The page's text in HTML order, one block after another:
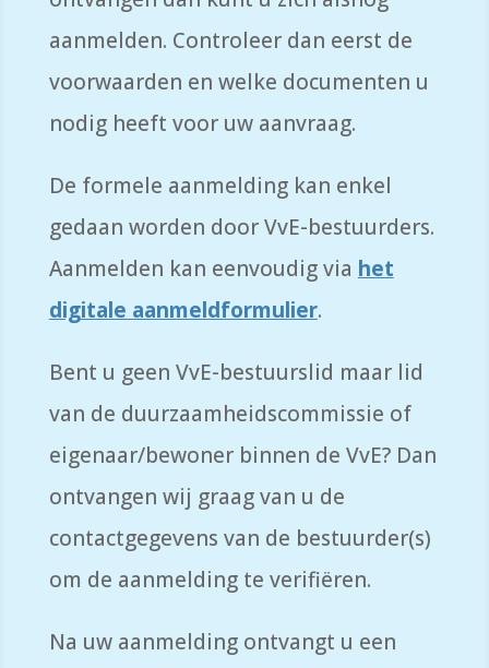
aanmelden. Controleer dan eerst de
voorwaarden en welke documenten u
nodig heeft voor uw aanvraag.
De formele aanmelding kan enkel
gedaan worden door VvE-bestuurders.
Aanmelden kan eenvoudig via het
digitale aanmeldformulier.
Bent u geen VvE-bestuurslid maar lid
van de duurzaamheidscommissie of
eigenaar/bewoner binnen de VvE? Dan
ontvangen wij graag van u de
contactgegevens van de bestuurder(s)
om de aanmelding te verifiëren.
Na uw aanmelding ontvangt u een